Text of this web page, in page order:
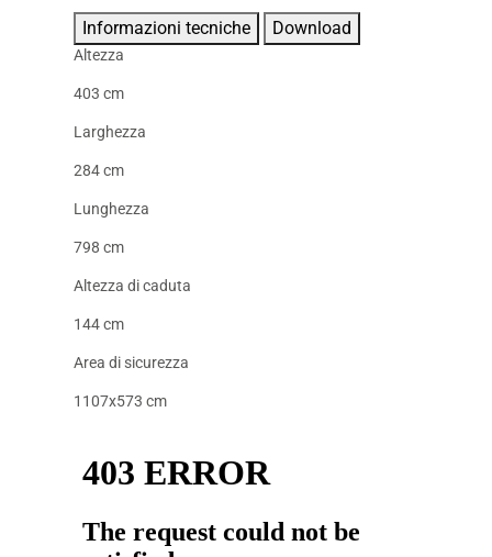
Informazioni tecniche Download
Altezza
403 cm
Larghezza
284 cm
Lunghezza
798 cm
Altezza di caduta
144 cm
Area di sicurezza
1107x573 cm